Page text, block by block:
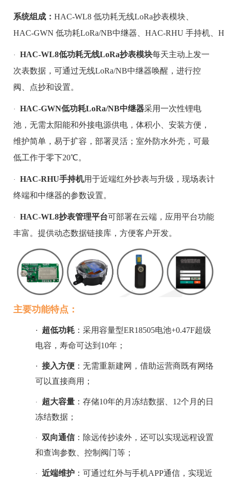
系统组成： HAC-WL8 低功耗无线LoRa抄表模块、
HAC-GWN 低功耗LoRa/NB中继器 、HAC-RHU 手持机、
· HAC-WL8低功耗无线LoRa抄表模块每天主动上发一
次表数据，可通过无线LoRa/NB中继器唤醒，进行控
阀、点抄和设置。
· HAC-GWN低功耗LoRa/NB中继器采用一次性锂电
池，无需太阳能和外接电源供电，体积小、安装方便，
维护简单，易于扩容，部署灵活；室外防水外壳，可最
低工作于零下20℃。
· HAC-RHU手持机用于近端红外抄表与升级，现场表计
终端和中继器的参数设置。
· HAC-WL8抄表管理平台可部署在云端，应用平台功能
丰富。提供动态数据链接库，方便客户开发。
主要功能特点：
· 超低功耗：采用容量型ER18505电池+0.47F超级
电容， 寿命可达到10年；
· 接入方便：无需重新建网，借助运营商既有网络
可以直接商用；
· 超大容量：存储10年的月冻结数据、 12个月的日
冻结数据；
· 双向通信：除远传抄读外，还可以实现远程设置
和查询参数、控制阀门等；
· 近端维护：可通过红外与手机APP通信，实现近